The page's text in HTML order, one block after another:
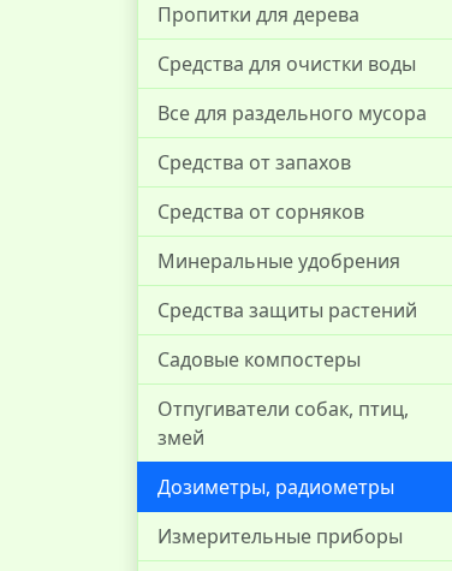
Пропитки для дерева
Средства для очистки воды
Все для раздельного мусора
Средства от запахов
Средства от сорняков
Минеральные удобрения
Средства защиты растений
Садовые компостеры
Отпугиватели собак, птиц,
змей
Дозиметры, радиометры
Измерительные приборы